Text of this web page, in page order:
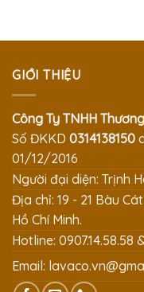
GIỚI THIỆU
Công Ty TNHH
Số ĐKKD 0314138150
01/12/2016
Người đại diện: Trịnh
Địa chỉ: 19 - 21 Bàu
Hồ Chí Minh.
Hotline: 0907.14.58.58
Email: